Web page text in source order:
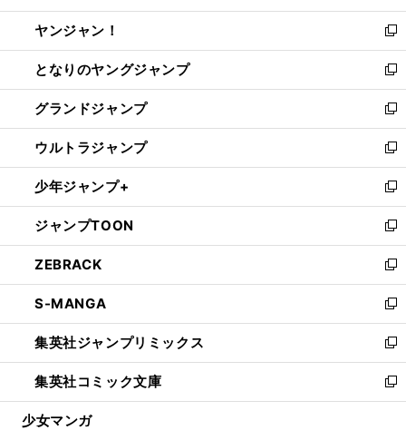
開
く
ウ
で
開
く
ウ
ィ
ン
ド
ウ
で
開
く
し
い
ウ
ィ
ン
ド
ウ
で
開
く
ヤンジャン！
新
し
い
ウ
ィ
ン
ド
ウ
で
開
く
となりのヤングジャンプ
新
し
い
ウ
ィ
ン
ド
ウ
で
開
く
グランドジャンプ
新
し
い
ウ
ィ
ン
ド
ウ
で
開
く
ウルトラジャンプ
新
し
い
ウ
ィ
ン
ド
ウ
で
開
く
少年ジャンプ+
新
し
い
ウ
ィ
ン
ド
ウ
で
開
く
ジャンプTOON
新
し
い
ウ
ィ
ン
ド
ウ
で
開
ZEBRACK
新
し
い
ウ
ィ
ン
ド
ウ
S-MANGA
新
し
い
ウ
ィ
ン
集英社ジャンプリミックス
新
し
い
ウ
集英社コミック文庫
新
し
少女マンガ